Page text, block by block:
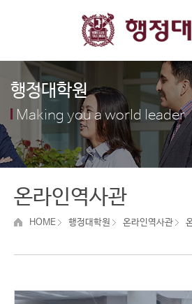
행정대학원
Making you a world leader
온라인역사관
HOME 행정대학원 온라인역사관